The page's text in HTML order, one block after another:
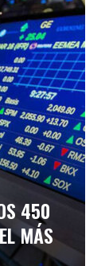
450
MÁS